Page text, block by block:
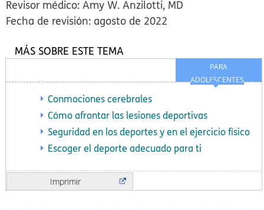
Revisor médico: Amy W. Anzilotti, MD
Fecha de revisión: agosto de 2022
PARA
ADOLESCENTES
MÁS SOBRE ESTE TEMA
Conmociones cerebrales
Cómo afrontar las lesiones deportivas
Seguridad en los deportes y en el ejercicio físico
Escoger el deporte adecuado para ti
Imprimir